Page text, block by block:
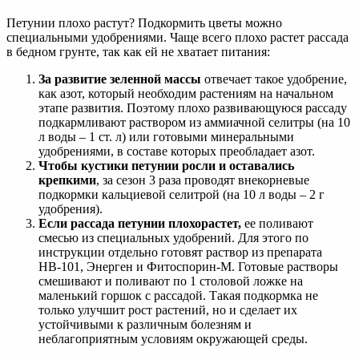
Петунии плохо растут? Подкормить цветы можно
специальными удобрениями. Чаще всего плохо растет рассада
в бедном грунте, так как ей не хватает питания:
За развитие зеленной массы отвечает такое удобрение,
как азот, который необходим растениям на начальном
этапе развития. Поэтому плохо развивающуюся рассаду
подкармливают раствором из аммиачной селитры (на 10
л воды – 1 ст. л) или готовыми минеральными
удобрениями, в составе которых преобладает азот.
Чтобы кустики петунии росли и оставались
крепкими, за сезон 3 раза проводят внекорневые
подкормки кальциевой селитрой (на 10 л воды – 2 г
удобрения).
Если рассада петунии плохорастет, ее поливают
смесью из специальных удобрений. Для этого по
инструкции отдельно готовят раствор из препарата
НВ-101, Энерген и Фитоспорин-М. Готовые растворы
смешивают и поливают по 1 столовой ложке на
маленький горшок с рассадой. Такая подкормка не
только улучшит рост растений, но и сделает их
устойчивыми к различным болезням и
неблагоприятным условиям окружающей среды.